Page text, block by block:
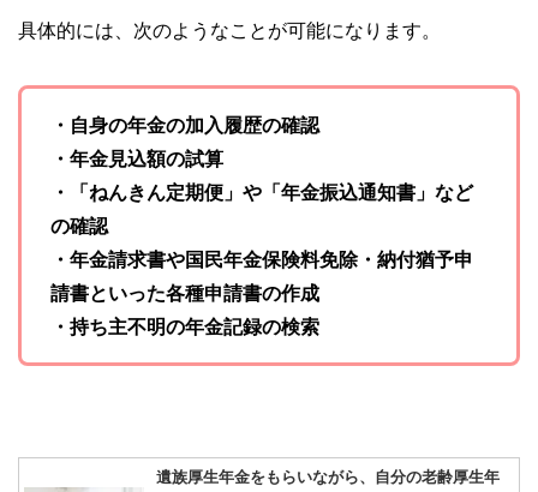
具体的には、次のようなことが可能になります。
・自身の年金の加入履歴の確認
・年金見込額の試算
・「ねんきん定期便」や「年金振込通知書」など
の確認
・年金請求書や国民年金保険料免除・納付猶予申
請書といった各種申請書の作成
・持ち主不明の年金記録の検索
遺族厚生年金をもらいながら、自分の老齢厚生年